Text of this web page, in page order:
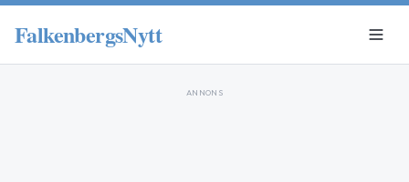
FalkenbergsNytt
ANNONS